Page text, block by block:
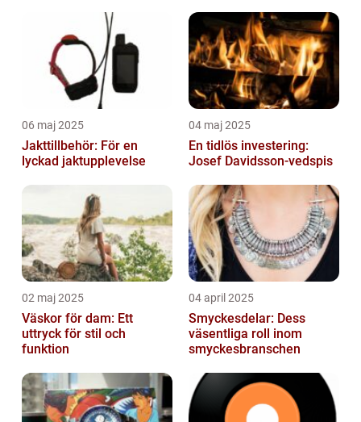
06 maj 2025
Jakttillbehör: För en
lyckad jaktupplevelse
04 maj 2025
En tidlös investering:
Josef Davidsson-vedspis
02 maj 2025
Väskor för dam: Ett
uttryck för stil och
funktion
04 april 2025
Smyckesdelar: Dess
väsentliga roll inom
smyckesbranschen